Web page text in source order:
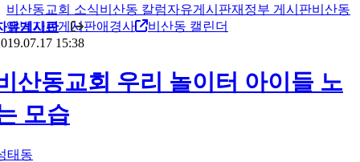
비산동교회 소식비산동 칼럼자유게시판재정부 게시판비산동
앨범자료게시판애경사 비산동 캘린더
유게시판
15:38
산동교회 우리 놀이터 아이들 노
모습
태동